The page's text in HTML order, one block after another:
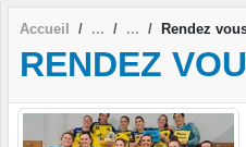
Accueil Rendez
RENDEZ